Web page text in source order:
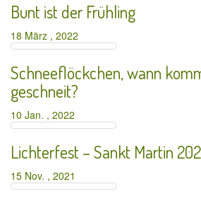
Bunt ist der Frühling
18 März , 2022
Schneeflöckchen, wann
geschneit?
10 Jan. , 2022
Lichterfest – Sankt Martin
15 Nov. , 2021